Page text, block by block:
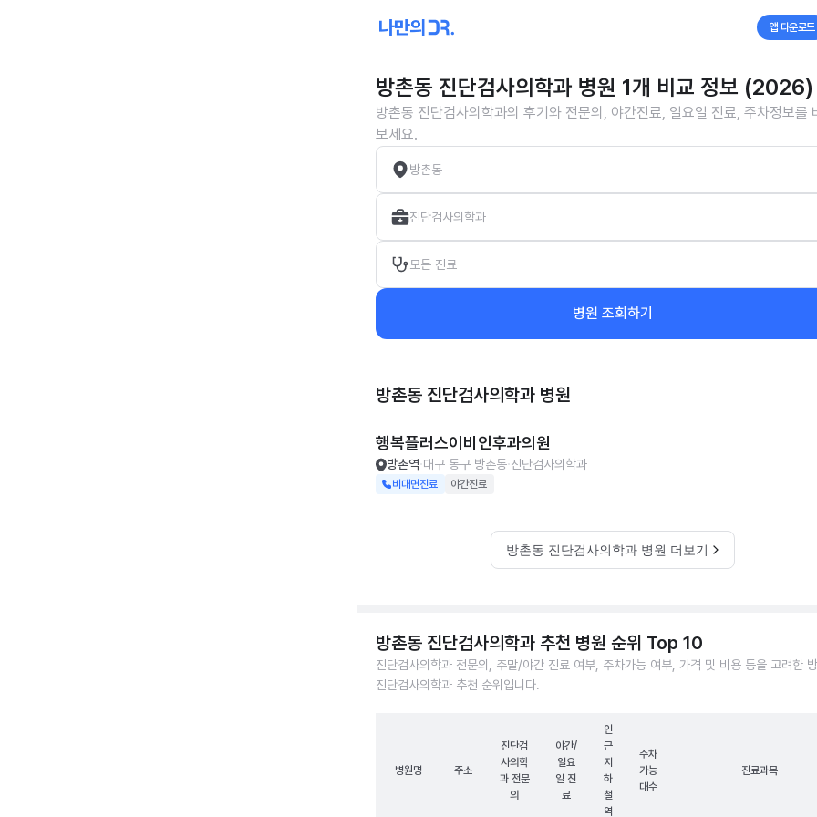
앱 다운로드
방촌동 진단검사의학과 병원 1개 비교 정보 (2026)
방촌동 진단검사의학과의 후기와 전문의, 야간진료, 일요일 진료, 주차정보를
보세요.
방촌동
진단검사의학과
모든 진료
병원 조회하기
방촌동 진단검사의학과 병원
행복플러스이비인후과의원
방촌역 대구 동구 방촌동 진단검사의학과
비대면진료 야간진료
방촌동 진단검사의학과 병원 더보기
방촌동 진단검사의학과 추천 병원 순위 Top 10
진단검사의학과 전문의, 주말/야간 진료 여부, 주차가능 여부, 가격 및 비용 등을 고려한
진단검사의학과 추천 순위입니다.
병원명 주소
진단검
사의학
과 전문
의
야간/
일요
일 진
료
인
근
지
하
철
역
주차
가능
대수
진료과목